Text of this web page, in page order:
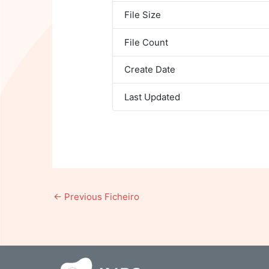
File Size
File Count
Create Date
Last Updated
← Previous Ficheiro